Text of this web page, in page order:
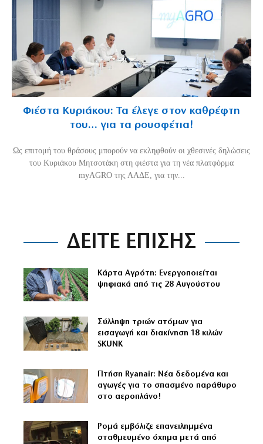
Φιέστα Κυριάκου: Τα έλεγε στον καθρέφτη
του… για τα ρουσφέτια!
Ως επιτομή του θράσους μπορούν να εκληφθούν οι χθεσινές δηλώσεις
του Κυριάκου Μητσοτάκη στη φιέστα για τη νέα πλατφόρμα
myAGRO της ΑΑΔΕ, για την...
ΔΕΙΤΕ ΕΠΙΣΗΣ
Κάρτα Αγρότη: Ενεργοποιείται
ψηφιακά από τις 28 Αυγούστου
Σύλληψη τριών ατόμων για
εισαγωγή και διακίνηση 18 κιλών
SKUNK
Πτήση Ryanair: Νέα δεδομένα και
αγωγές για το σπασμένο παράθυρο
στο αεροπλάνο!
Ρομά εμβόλιζε επανειλημμένα
σταθμευμένο όχημα μετά από